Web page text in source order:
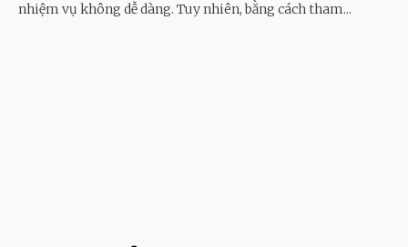
nhiệm vụ không dễ dàng. Tuy nhiên, bằng cách tham...